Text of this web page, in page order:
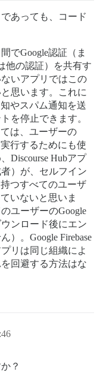
あっても、コード
でGoogle認証（ま
他の認証）を共有す
いアプリではこの
思います。これに
やスパム通知を送
を停止できます。
は、ユーザーの
行するためにも使
Discourse Hubアプ
）が、セルフイン
つすべてのユーザ
いないと思いま
ユーザーのGoogle
ンロード後にエン
）。Google Firebase
リは同じ組織によ
回避する方法はな
？